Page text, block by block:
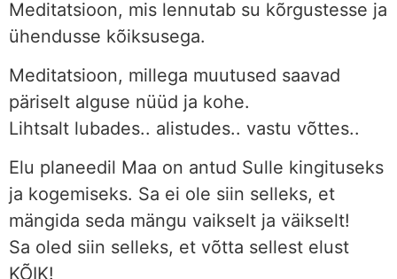
Meditatsioon, mis lennutab su kõrgustesse ja
ühendusse kõiksusega.
Meditatsioon, millega muutused saavad
päriselt alguse nüüd ja kohe.
Lihtsalt lubades.. alistudes.. vastu võttes..
Elu planeedil Maa on antud Sulle kingituseks
ja kogemiseks. Sa ei ole siin selleks, et
mängida seda mängu vaikselt ja väikselt!
Sa oled siin selleks, et võtta sellest elust
KÕIK!